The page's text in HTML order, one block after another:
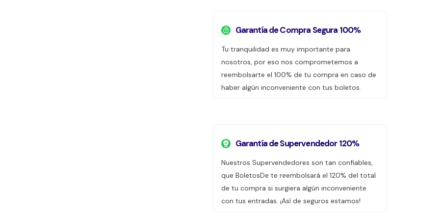
Garantía de Compra Segura 100%
Tu tranquilidad es muy importante para
nosotros, por eso nos comprometemos a
reembolsarte el 100% de tu compra en caso de
haber algún inconveniente con tus boletos.
Garantía de Supervendedor 120%
Nuestros Supervendedores son tan confiables,
que BoletosDe te reembolsará el 120% del total
de tu compra si surgiera algún inconveniente
con tus entradas. ¡Así de seguros estamos!